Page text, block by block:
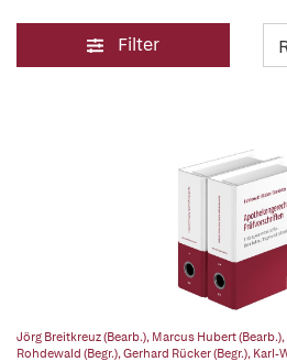
Filter
Jörg Breitkreuz (Bearb.), Marcus Hubert (Bearb.),
Rohdewald (Begr.),Gerhard Rücker (Begr.), Karl-